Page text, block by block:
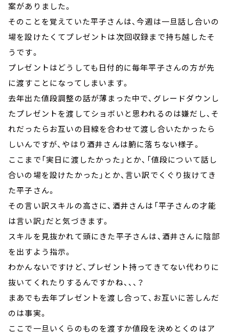
案がありました。
そのことを覚えていた平子さんは、今週は一旦話し合いの
場を設けたくてプレゼントは次回収録まで持ち越したそ
うです。
プレゼントはどうしても日付的に毎年平子さんの方が先
に渡すことになってしまいます。
去年出た値段調整の話が薄まった中で、グレードダウンし
たプレゼントを渡してショボいと思われるのは嫌だし、そ
れだったらお互いの目線を合わせて渡し合いたかったら
しいんですが、やはり酒井さんは腑に落ちない様子。
ここまで「実日に渡したかった」とか、「値段について話し
合いの場を設けたかった」とか、言い訳でくぐり抜けてき
た平子さん。
その言い訳スキルの高さに、酒井さんは「平子さんの才能
は言い訳」だと気づきます。
スキルを見抜かれて頭にきた平子さんは、酒井さんに陰部
を出すよう指示。
わかんないですけど、プレゼント持ってきてない代わりに
抜いてくれたりするんですかね、、、？
まあでも去年プレゼントを渡し合って、お互いに苦しんだ
のは事実。
ここで一旦いくらのものを渡すか値段を決めとくのはア